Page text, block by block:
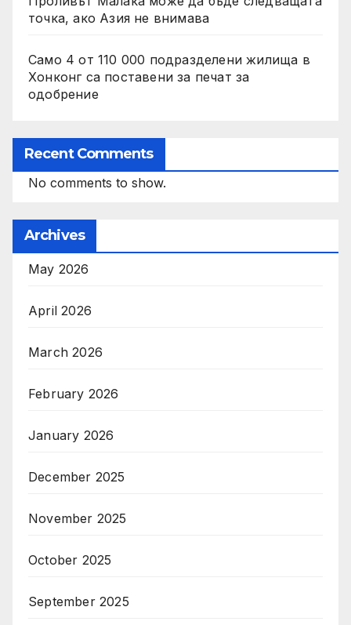
точка, ако Азия не внимава
Само 4 от 110 000 подразделени жилища в
Хонконг са поставени за печат за
одобрение
Recent Comments
No comments to show.
Archives
May 2026
April 2026
March 2026
February 2026
January 2026
December 2025
November 2025
October 2025
September 2025